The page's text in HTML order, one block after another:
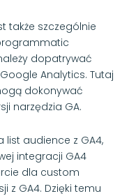
także szczególnie
dopatrywać
Analytics. Tutaj
dokonywać
narzędzia GA.
list audience z GA4,
integracji GA4
dla custom
z GA4. Dzięki temu